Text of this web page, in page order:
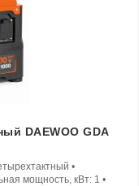
DAEWOO GDA
•
мощность, кВт: 1 •